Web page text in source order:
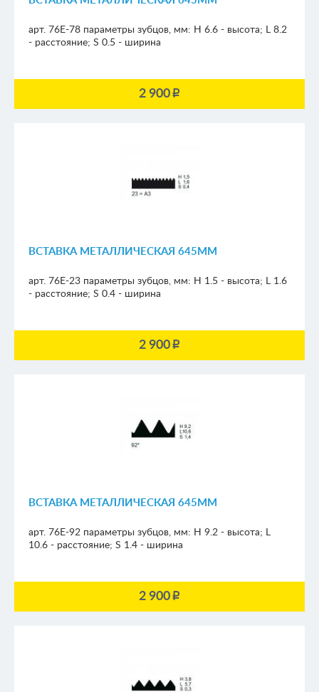
арт. 76E-78 параметры зубцов, мм: H 6.6 - высота; L 8.2
- расстояние; S 0.5 - ширина
2 900p
ВСТАВКА МЕТАЛЛИЧЕСКАЯ 645ММ
арт. 76E-23 параметры зубцов, мм: H 1.5 - высота; L 1.6
- расстояние; S 0.4 - ширина
2 900p
ВСТАВКА МЕТАЛЛИЧЕСКАЯ 645ММ
арт. 76E-92 параметры зубцов, мм: H 9.2 - высота; L
10.6 - расстояние; S 1.4 - ширина
2 900p